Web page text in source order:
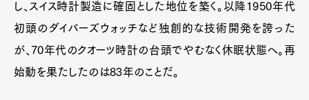
し、スイス時計製造に確固とした地位を築く。以降1950年代
初頭のダイバーズウォッチなど独創的な技術開発を誇った
が、70年代のクオーツ時計の台頭でやむなく休眠状態へ。再
始動を果たしたのは83年のことだ。